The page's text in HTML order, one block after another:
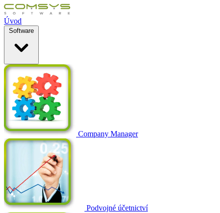
Úvod
Software
Company Manager
Podvojné účetnictví